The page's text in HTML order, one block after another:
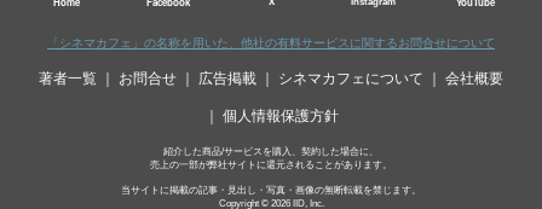
「シネマカフェ」の名称を用いた、他社の有料サービスに関するお問合せについて
著者一覧 お問合せ 広告掲載 シネマカフェについて 会社概要
個人情報保護方針
紹介した商品/サービスを購入、契約した場合に、
売上の一部が弊社サイトに還元されることがあります。
当サイトに掲載の記事・見出し・写真・画像の無断転載を禁じます。
Copyright © 2026 IID, Inc.